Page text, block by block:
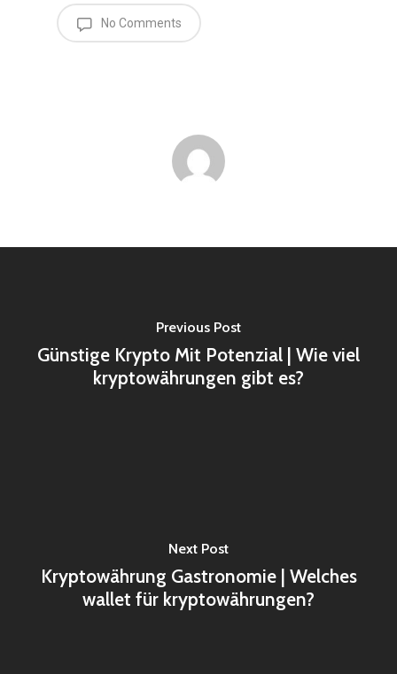
No Comments
Previous Post
Günstige Krypto Mit Potenzial | Wie viel
kryptowährungen gibt es?
Next Post
Kryptowährung Gastronomie | Welches
wallet für kryptowährungen?